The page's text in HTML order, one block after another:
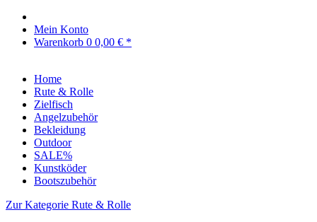
Mein Konto
Warenkorb 0 0,00 € *
Home
Rute & Rolle
Zielfisch
Angelzubehör
Bekleidung
Outdoor
SALE%
Kunstköder
Bootszubehör
Zur Kategorie Rute & Rolle